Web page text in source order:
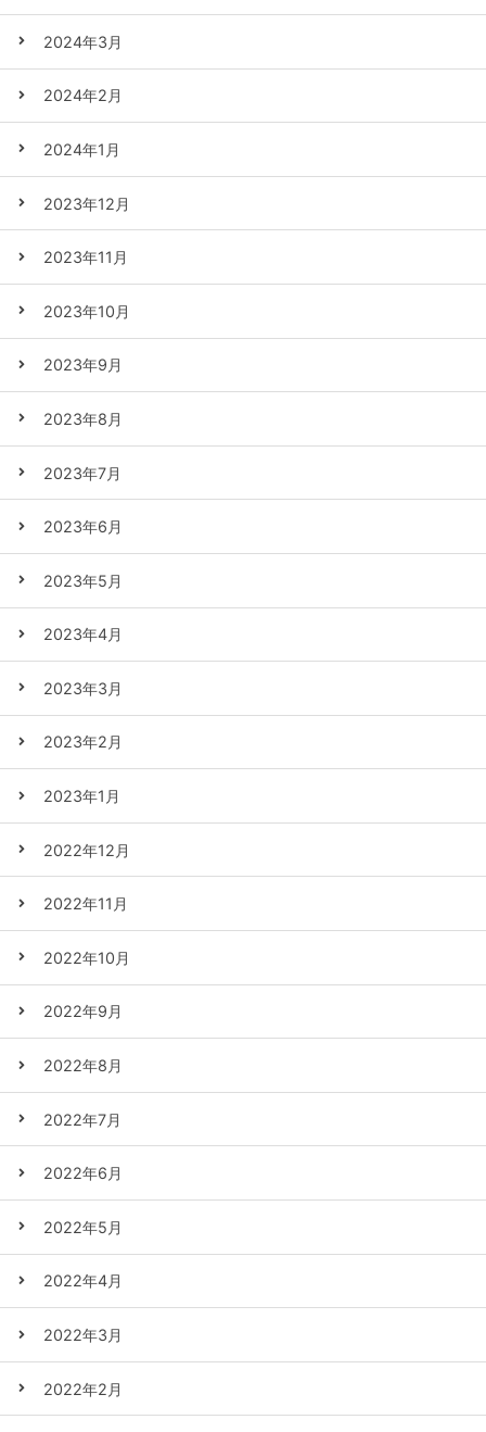
2024年3月
2024年2月
2024年1月
2023年12月
2023年11月
2023年10月
2023年9月
2023年8月
2023年7月
2023年6月
2023年5月
2023年4月
2023年3月
2023年2月
2023年1月
2022年12月
2022年11月
2022年10月
2022年9月
2022年8月
2022年7月
2022年6月
2022年5月
2022年4月
2022年3月
2022年2月